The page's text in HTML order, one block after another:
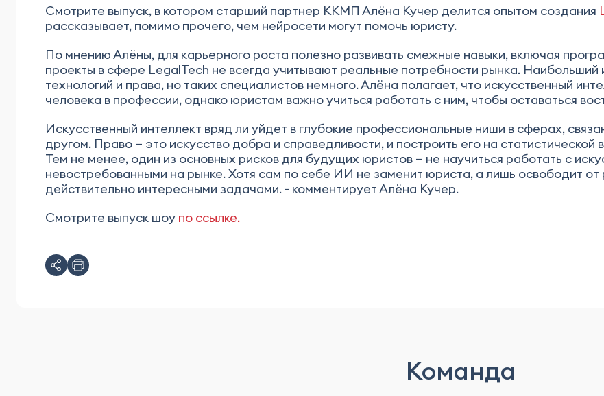
Смотрите выпуск, в котором старший партнер ККМП Алёна Кучер делится опытом создания
рассказывает, помимо прочего, чем нейросети могут помочь юристу.
По мнению Алёны, для карьерного роста полезно развивать смежные навыки, включая
проекты в сфере LegalTech не всегда учитывают реальные потребности рынка. Наибольший
технологий и права, но таких специалистов немного. Алёна полагает, что искусственный
человека в профессии, однако юристам важно учиться работать с ним, чтобы оставаться
Искусственный интеллект вряд ли уйдет в глубокие профессиональные ниши в сферах,
другом. Право — это искусство добра и справедливости, и построить его на статистической
Тем не менее, один из основных рисков для будущих юристов — не научиться работать с
невостребованными на рынке. Хотя сам по себе ИИ не заменит юриста, а лишь освободит от
действительно интересными задачами. - комментирует Алёна Кучер.
Смотрите выпуск шоу по ссылке.
Команда